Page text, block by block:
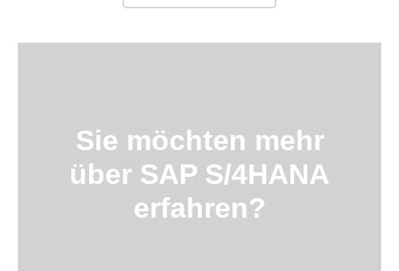
Sie möchten mehr
über SAP S/4HANA
erfahren?